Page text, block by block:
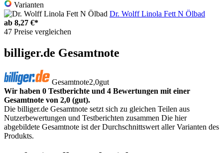
Varianten
Dr. Wolff Linola Fett N Ölbad
ab 8,27 €*
47 Preise vergleichen
billiger.de Gesamtnote
Gesamtnote2,0gut
Wir haben 0 Testberichte und 4 Bewertungen mit einer
Gesamtnote von 2,0 (gut).
Die billiger.de Gesamtnote setzt sich zu gleichen Teilen aus
Nutzerbewertungen und Testberichten zusammen Die hier
abgebildete Gesamtnote ist der Durchschnittswert aller Varianten des
Produkts.